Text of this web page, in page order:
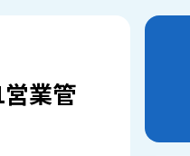
業管